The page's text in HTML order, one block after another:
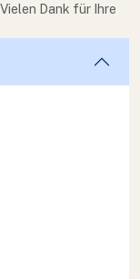
Dank für Ihre